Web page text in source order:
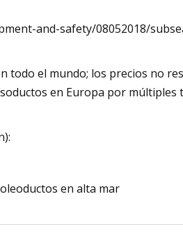
and-safety/08052018/
todo el mundo; los precios no
en Europa por múltiples
en alta mar